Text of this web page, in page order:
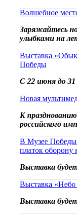
Волшебное
Заряжайтесь
улыбками на
Выставка
Победы
С 22 июня до 31
Новая
К
российского
В Музее Победы
платок оборону
Выставка
Выставка
Выставка